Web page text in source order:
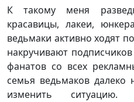
К такому меня
красавицы, лакеи,
ведьмаки активно ходят
накручивают
фанатов со всех
семья ведьмаков далеко
изменить ситуацию.